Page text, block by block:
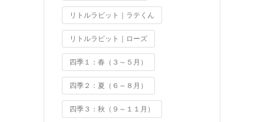
リトルラビット｜ラテくん
リトルラビット｜ローズ
四季１：春（３～５月）
四季２：夏（６～８月）
四季３：秋（９～１１月）